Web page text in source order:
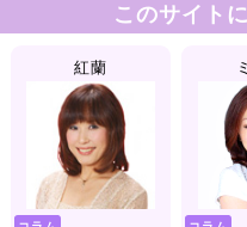
このサイト
紅蘭